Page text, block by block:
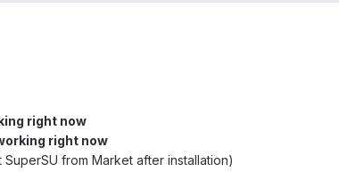
right now
right now
from Market after installation)